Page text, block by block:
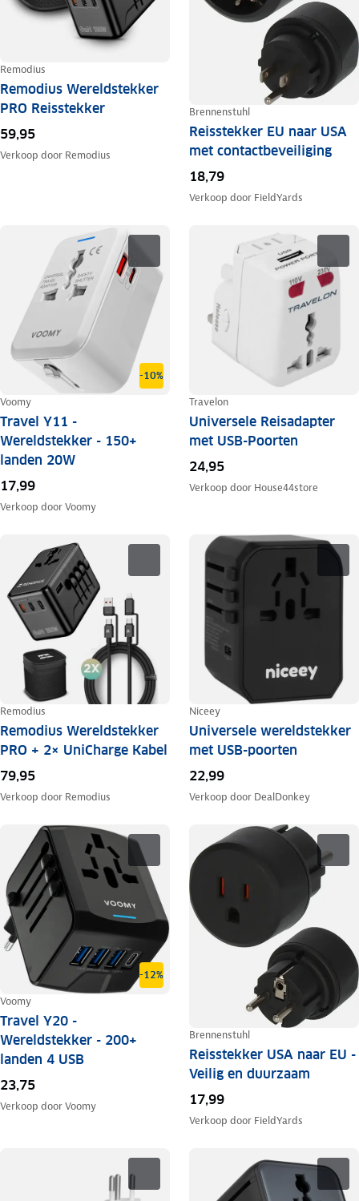
Remodius
Remodius Wereldstekker
PRO Reisstekker
59,95
Verkoop door Remodius
Brennenstuhl
Reisstekker EU naar USA
met contactbeveiliging
18,79
Verkoop door FieldYards
-10%
Voomy
Travel Y11 -
Wereldstekker - 150+
landen 20W
17,99
Verkoop doorVoomy
Travelon
Universele Reisadapter
met USB-Poorten
24,95
Verkoop door House44store
Remodius
Remodius Wereldstekker
PRO + 2× UniCharge Kabel
79,95
Verkoop door Remodius
Niceey
Universele wereldstekker
met USB-poorten
22,99
Verkoop door DealDonkey
-12%
Voomy
Travel Y20 -
Wereldstekker - 200+
landen 4 USB
23,75
Verkoop doorVoomy
Brennenstuhl
Reisstekker USA naar EU -
Veilig en duurzaam
17,99
Verkoop door FieldYards